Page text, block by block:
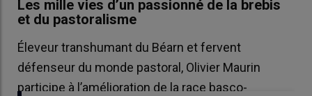
Les mille vies d’un passionné de la brebis
et du pastoralisme
Éleveur transhumant du Béarn et fervent
défenseur du monde pastoral, Olivier Maurin
participe à l’amélioration de la race basco-